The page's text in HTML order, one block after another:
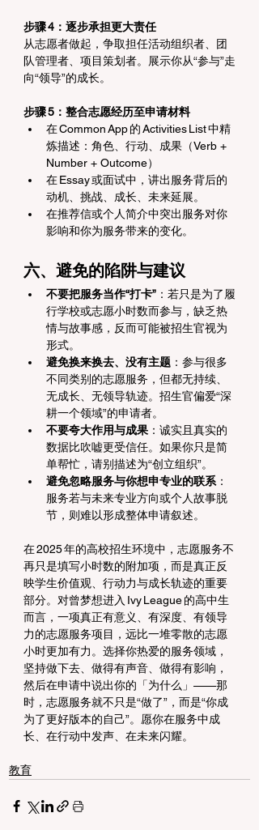
步骤 4：逐步承担更大责任
从志愿者做起，争取担任活动组织者、团
队管理者、项目策划者。展示你从“参与”走
向“领导”的成长。
步骤 5：整合志愿经历至申请材料
在 Common App 的 Activities List 中精
炼描述：角色、行动、成果（Verb +
Number + Outcome）
在 Essay 或面试中，讲出服务背后的
动机、挑战、成长、未来延展。
在推荐信或个人简介中突出服务对你
影响和你为服务带来的变化。
六、避免的陷阱与建议
不要把服务当作“打卡” ：若只是为了履
行学校或志愿小时数而参与，缺乏热
情与故事感，反而可能被招生官视为
形式。
避免换来换去、没有主题 ：参与很多
不同类别的志愿服务，但都无持续、
无成长、无领导轨迹。招生官偏爱“深
耕一个领域”的申请者。
不要夸大作用与成果 ：诚实且真实的
数据比吹嘘更受信任。如果你只是简
单帮忙，请别描述为“创立组织”。
避免忽略服务与你想申专业的联系 ：
服务若与未来专业方向或个人故事脱
节，则难以形成整体申请叙述。
在 2025 年的高校招生环境中，志愿服务不
再只是填写小时数的附加项，而是真正反
映学生价值观、行动力与成长轨迹的重要
部分。对曾梦想进入 Ivy League 的高中生
而言，一项真正有意义、有深度、有领导
力的志愿服务项目，远比一堆零散的志愿
小时更加有力。选择你热爱的服务领域，
坚持做下去、做得有声音、做得有影响，
然后在申请中说出你的「为什么」——那
时，志愿服务就不只是“做了”，而是“你成
为了更好版本的自己”。愿你在服务中成
长、在行动中发声、在未来闪耀。
教育